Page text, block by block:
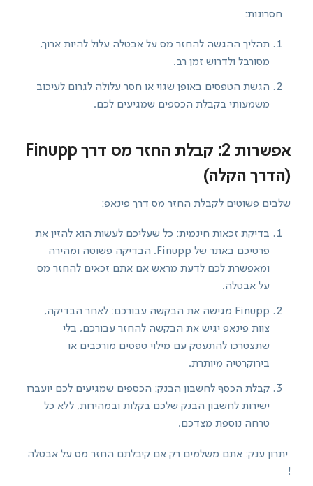
חסרונות:
תהליך ההגשה להחזר מס על אבטלה עלול להיות ארוך,
מסורבל ולדרוש זמן רב.
הגשת הטפסים באופן שגוי או חסר עלולה לגרום לעיכוב
משמעותי בקבלת הכספים שמגיעים לכם.
אפשרות 2: קבלת החזר מס דרך Finupp
(הדרך הקלה)
שלבים פשוטים לקבלת החזר מס דרך פינאפ:
בדיקת זכאות חינמית: כל שעליכם לעשות הוא להזין את
פרטיכם באתר של Finupp. הבדיקה פשוטה ומהירה
ומאפשרת לכם לדעת מראש אם אתם זכאים להחזר מס
על אבטלה.
Finupp מגישה את הבקשה עבורכם: לאחר הבדיקה,
צוות פינאפ יגיש את הבקשה להחזר עבורכם, בלי
שתצטרכו להתעסק עם מילוי טפסים מורכבים או
בירוקרטיה מיותרת.
קבלת הכסף לחשבון הבנק: הכספים שמגיעים לכם יועברו
ישירות לחשבון הבנק שלכם בקלות ובמהירות, ללא כל
טרחה נוספת מצדכם.
יתרון ענק: אתם משלמים רק אם קיבלתם החזר מס על אבטלה
!